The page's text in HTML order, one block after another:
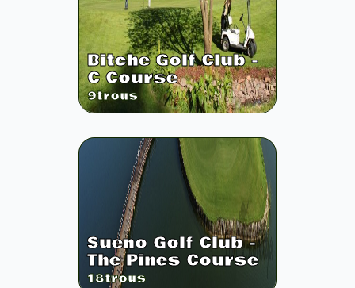
Bitche Golf Club -
C Course
9trous
Sueno Golf Club -
The Pines Course
18trous